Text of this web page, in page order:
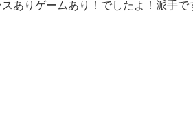
ありゲームあり！でしたよ！派手で